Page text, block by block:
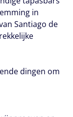
in
Santiago de
dingen om